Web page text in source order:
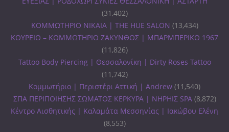
(31,402)
ΚΟΜΜΩΤΗΡΙΟ ΝΙΚΑΙΑ | THE HUE SALON (13,434)
ΚΟΥΡΕΙΟ – ΚΟΜΜΩΤΗΡΙΟ ΖΑΚΥΝΘΟΣ | ΜΠΑΡΜΠΕΡΙΚΟ 1967
(11,826)
Tattoo Body Piercing | Θεσσαλονίκη | Dirty Roses Tattoo
(11,742)
Κομμωτήριο | Περιστέρι Αττική | Andrew (11,540)
ΣΠΑ ΠΕΡΙΠΟΙΗΣΗΣ ΣΩΜΑΤΟΣ ΚΕΡΚΥΡΑ | ΝΗΡΗΙΣ SPA (8,872)
Κέντρο Αισθητικής | Καλαμάτα Μεσσηνίας | Ιακώβου Ελένη
(8,553)